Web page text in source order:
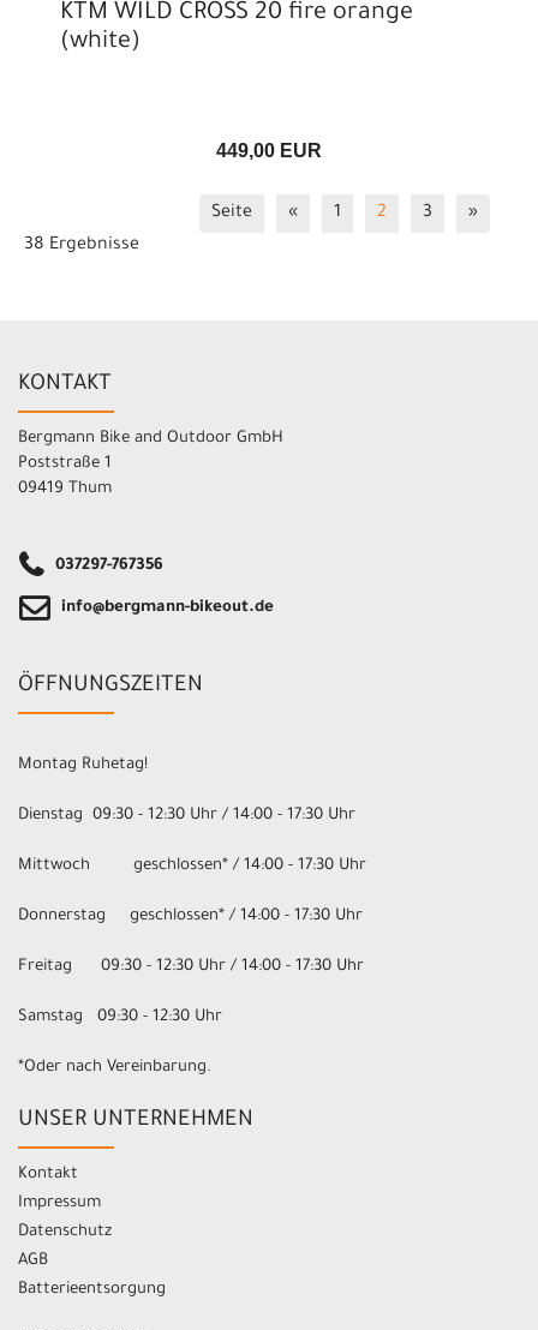
KTM WILD CROSS 20 fire orange
(white)
449,00 EUR
Seite « 1 2 3
»
38 Ergebnisse
KONTAKT
Bergmann Bike and Outdoor GmbH
Poststraße 1
09419 Thum
037297-767356
info@bergmann-bikeout.de
ÖFFNUNGSZEITEN
Montag Ruhetag!
Dienstag 09:30 - 12:30 Uhr / 14:00 - 17:30 Uhr
Mittwoch geschlossen* / 14:00 - 17:30 Uhr
Donnerstag geschlossen* / 14:00 - 17:30 Uhr
Freitag 09:30 - 12:30 Uhr / 14:00 - 17:30 Uhr
Samstag 09:30 - 12:30 Uhr
*Oder nach Vereinbarung.
UNSER UNTERNEHMEN
Kontakt
Impressum
Datenschutz
AGB
Batterieentsorgung